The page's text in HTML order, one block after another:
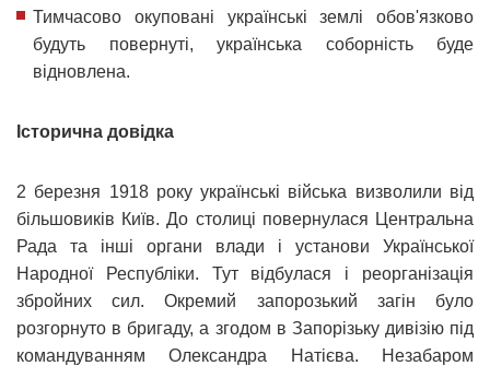
Тимчасово окуповані українські землі обов'язково
будуть повернуті, українська соборність буде
відновлена.
Історична довідка
2 березня 1918 року українські війська визволили від
більшовиків Київ. До столиці повернулася Центральна
Рада та інші органи влади і установи Української
Народної Республіки. Тут відбулася і реорганізація
збройних сил. Окремий запорозький загін було
розгорнуто в бригаду, а згодом в Запорізьку дивізію під
командуванням Олександра Натієва. Незабаром